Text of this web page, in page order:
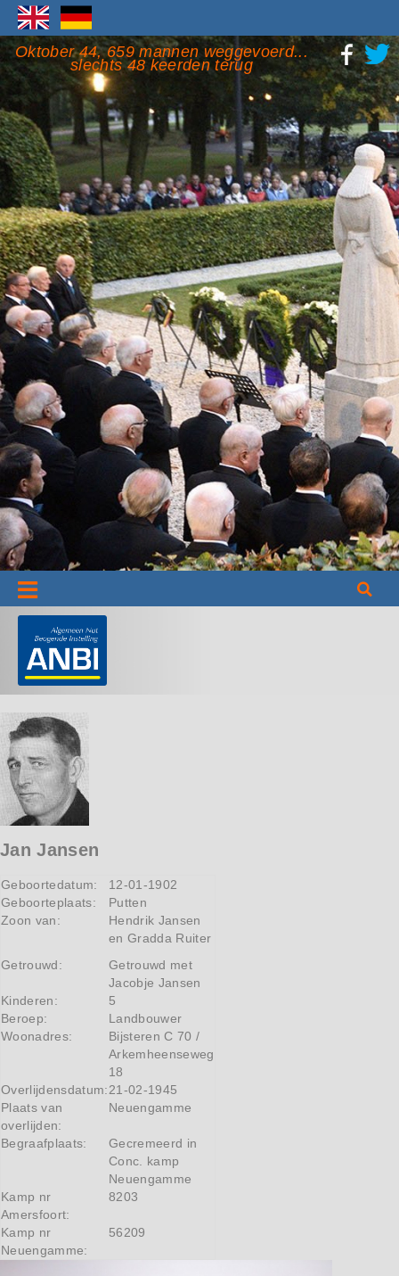
Oktober 44, 659 mannen weggevoerd...
slechts 48 keerden terug
Informatie
Jan Jansen
Geboortedatum:
12-01-1902
Geboorteplaats:
Putten
Zoon van:
Hendrik Jansen
en Gradda Ruiter
Getrouwd:
Getrouwd met
Jacobje Jansen
Kinderen:
5
Beroep:
Landbouwer
Woonadres:
Bijsteren C 70 /
Arkemheenseweg
18
Overlijdensdatum:21-02-1945
Plaats van
overlijden:
Neuengamme
Begraafplaats:
Gecremeerd in
Conc. kamp
Neuengamme
Kamp nr
Amersfoort:
8203
Kamp nr
Neuengamme:
56209